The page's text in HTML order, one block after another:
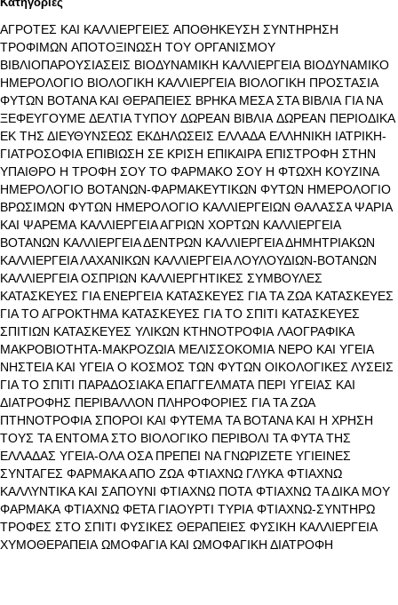
ΑΓΡΟΤΕΣ ΚΑΙ ΚΑΛΛΙΕΡΓΕΙΕΣ ΑΠΟΘΗΚΕΥΣΗ ΣΥΝΤΗΡΗΣΗ
ΤΡΟΦΙΜΩΝ ΑΠΟΤΟΞΙΝΩΣΗ ΤΟΥ ΟΡΓΑΝΙΣΜΟΥ
ΒΙΒΛΙΟΠΑΡΟΥΣΙΑΣΕΙΣ ΒΙΟΔΥΝΑΜΙΚΗ ΚΑΛΛΙΕΡΓΕΙΑ ΒΙΟΔΥΝΑΜΙΚΟ
ΗΜΕΡΟΛΟΓΙΟ ΒΙΟΛΟΓΙΚΗ ΚΑΛΛΙΕΡΓΕΙΑ ΒΙΟΛΟΓΙΚΗ ΠΡΟΣΤΑΣΙΑ
ΦΥΤΩΝ ΒΟΤΑΝΑ ΚΑΙ ΘΕΡΑΠΕΙΕΣ ΒΡΗΚΑ ΜΕΣΑ ΣΤΑ ΒΙΒΛΙΑ ΓΙΑ ΝΑ
ΞΕΦΕΥΓΟΥΜΕ ΔΕΛΤΙΑ ΤΥΠΟΥ ΔΩΡΕΑΝ ΒΙΒΛΙΑ ΔΩΡΕΑΝ ΠΕΡΙΟΔΙΚΑ
ΕΚ ΤΗΣ ΔΙΕΥΘΥΝΣΕΩΣ ΕΚΔΗΛΩΣΕΙΣ ΕΛΛΑΔΑ ΕΛΛΗΝΙΚΗ ΙΑΤΡΙΚΗ-
ΓΙΑΤΡΟΣΟΦΙΑ ΕΠΙΒΙΩΣΗ ΣΕ ΚΡΙΣΗ ΕΠΙΚΑΙΡΑ ΕΠΙΣΤΡΟΦΗ ΣΤΗΝ
ΥΠΑΙΘΡΟ Η ΤΡΟΦΗ ΣΟΥ ΤΟ ΦΑΡΜΑΚΟ ΣΟΥ Η ΦΤΩΧΗ ΚΟΥΖΙΝΑ
ΗΜΕΡΟΛΟΓΙΟ ΒΟΤΑΝΩΝ-ΦΑΡΜΑΚΕΥΤΙΚΩΝ ΦΥΤΩΝ ΗΜΕΡΟΛΟΓΙΟ
ΒΡΩΣΙΜΩΝ ΦΥΤΩΝ ΗΜΕΡΟΛΟΓΙΟ ΚΑΛΛΙΕΡΓΕΙΩΝ ΘΑΛΑΣΣΑ ΨΑΡΙΑ
ΚΑΙ ΨΑΡΕΜΑ ΚΑΛΛΙΕΡΓΕΙΑ ΑΓΡΙΩΝ ΧΟΡΤΩΝ ΚΑΛΛΙΕΡΓΕΙΑ
ΒΟΤΑΝΩΝ ΚΑΛΛΙΕΡΓΕΙΑ ΔΕΝΤΡΩΝ ΚΑΛΛΙΕΡΓΕΙΑ ΔΗΜΗΤΡΙΑΚΩΝ
ΚΑΛΛΙΕΡΓΕΙΑ ΛΑΧΑΝΙΚΩΝ ΚΑΛΛΙΕΡΓΕΙΑ ΛΟΥΛΟΥΔΙΩΝ-ΒΟΤΑΝΩΝ
ΚΑΛΛΙΕΡΓΕΙΑ ΟΣΠΡΙΩΝ ΚΑΛΛΙΕΡΓΗΤΙΚΕΣ ΣΥΜΒΟΥΛΕΣ
ΚΑΤΑΣΚΕΥΕΣ ΓΙΑ ΕΝΕΡΓΕΙΑ ΚΑΤΑΣΚΕΥΕΣ ΓΙΑ ΤΑ ΖΩΑ ΚΑΤΑΣΚΕΥΕΣ
ΓΙΑ ΤΟ ΑΓΡΟΚΤΗΜΑ ΚΑΤΑΣΚΕΥΕΣ ΓΙΑ ΤΟ ΣΠΙΤΙ ΚΑΤΑΣΚΕΥΕΣ
ΣΠΙΤΙΩΝ ΚΑΤΑΣΚΕΥΕΣ ΥΛΙΚΩΝ ΚΤΗΝΟΤΡΟΦΙΑ ΛΑΟΓΡΑΦΙΚΑ
ΜΑΚΡΟΒΙΟΤΗΤΑ-ΜΑΚΡΟΖΩΙΑ ΜΕΛΙΣΣΟΚΟΜΙΑ ΝΕΡΟ ΚΑΙ ΥΓΕΙΑ
ΝΗΣΤΕΙΑ ΚΑΙ ΥΓΕΙΑ Ο ΚΟΣΜΟΣ ΤΩΝ ΦΥΤΩΝ ΟΙΚΟΛΟΓΙΚΕΣ ΛΥΣΕΙΣ
ΓΙΑ ΤΟ ΣΠΙΤΙ ΠΑΡΑΔΟΣΙΑΚΑ ΕΠΑΓΓΕΛΜΑΤΑ ΠΕΡΙ ΥΓΕΙΑΣ ΚΑΙ
ΔΙΑΤΡΟΦΗΣ ΠΕΡΙΒΑΛΛΟΝ ΠΛΗΡΟΦΟΡΙΕΣ ΓΙΑ ΤΑ ΖΩΑ
ΠΤΗΝΟΤΡΟΦΙΑ ΣΠΟΡΟΙ ΚΑΙ ΦΥΤΕΜΑ ΤΑ ΒΟΤΑΝΑ ΚΑΙ Η ΧΡΗΣΗ
ΤΟΥΣ ΤΑ ΕΝΤΟΜΑ ΣΤΟ ΒΙΟΛΟΓΙΚΟ ΠΕΡΙΒΟΛΙ ΤΑ ΦΥΤΑ ΤΗΣ
ΕΛΛΑΔΑΣ ΥΓΕΙΑ-ΟΛΑ ΟΣΑ ΠΡΕΠΕΙ ΝΑ ΓΝΩΡΙΖΕΤΕ ΥΓΙΕΙΝΕΣ
ΣΥΝΤΑΓΕΣ ΦΑΡΜΑΚΑ ΑΠΟ ΖΩΑ ΦΤΙΑΧΝΩ ΓΛΥΚΑ ΦΤΙΑΧΝΩ
ΚΑΛΛΥΝΤΙΚΑ ΚΑΙ ΣΑΠΟΥΝΙ ΦΤΙΑΧΝΩ ΠΟΤΑ ΦΤΙΑΧΝΩ ΤΑ ΔΙΚΑ ΜΟΥ
ΦΑΡΜΑΚΑ ΦΤΙΑΧΝΩ ΦΕΤΑ ΓΙΑΟΥΡΤΙ ΤΥΡΙΑ ΦΤΙΑΧΝΩ-ΣΥΝΤΗΡΩ
ΤΡΟΦΕΣ ΣΤΟ ΣΠΙΤΙ ΦΥΣΙΚΕΣ ΘΕΡΑΠΕΙΕΣ ΦΥΣΙΚΗ ΚΑΛΛΙΕΡΓΕΙΑ
ΧΥΜΟΘΕΡΑΠΕΙΑ ΩΜΟΦΑΓΙΑ ΚΑΙ ΩΜΟΦΑΓΙΚΗ ΔΙΑΤΡΟΦΗ